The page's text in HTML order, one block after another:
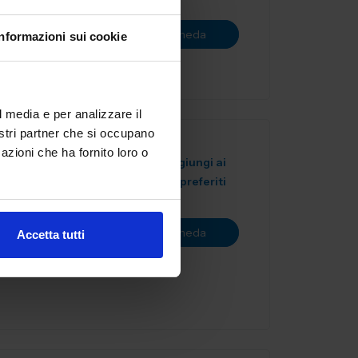
sui cookie
e per analizzare il
partner che si occupano
che ha fornito loro o
Accetta tutti
Vai alla scheda
isti...
Aggiungi ai
preferiti
Vai alla scheda